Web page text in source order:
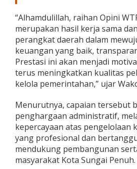
“Alhamdulillah, raihan Opini
merupakan hasil kerja sama
perangkat daerah dalam
keuangan yang baik,
Prestasi ini akan menjadi
terus meningkatkan kualitas
kelola pemerintahan,” ujar
Menurutnya, capaian tersebut
penghargaan administratif,
kepercayaan atas pengelolaan
yang profesional dan
mendukung pembangunan
masyarakat Kota Sungai